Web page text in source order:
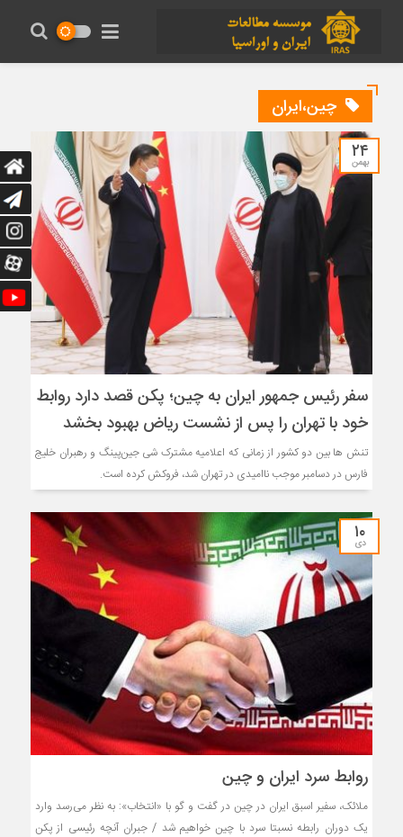
چین،ایران
۲۴
بهمن
سفر رئیس جمهور ایران به چین؛ پکن قصد دارد روابط
خود با تهران را پس از نشست ریاض بهبود بخشد
تنش ها بین دو کشور از زمانی که اعلامیه مشترک شی جین‌پینگ و رهبران خلیج
فارس در دسامبر موجب ناامیدی در تهران شد، فروکش کرده است.
۱۰
دی
روابط سرد ایران و چین
ملائک، سفیر اسبق ایران در چین در گفت و گو با «انتخاب»: به نظر می‌رسد وارد
یک دوران رابطه نسبتا سرد با چین خواهیم شد / جبران آنچه رئیسی از پکن